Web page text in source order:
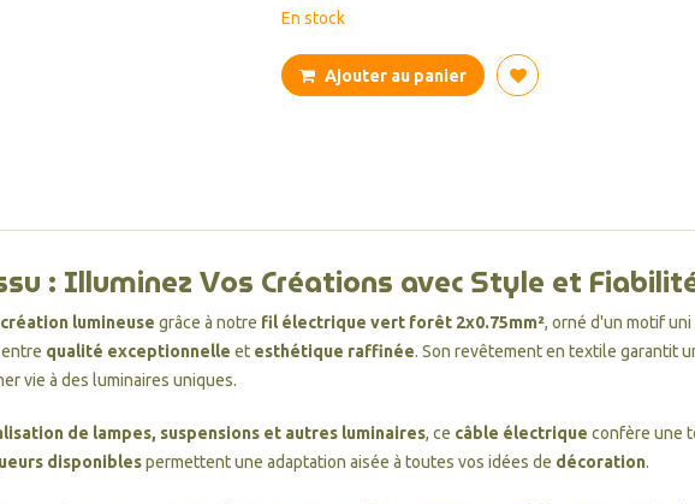
En stock
Ajouter au panier
: Illuminez Vos Créations avec Style et
création lumineuse grâce à notre fil électrique vert forêt 2x0.75mm², orné d'un motif
qualité exceptionnelle et esthétique raffinée. Son revêtement en textile garantit
vie à des luminaires uniques.
de lampes, suspensions et autres luminaires, ce câble électrique confère une
disponiblespermettent une adaptation aisée à toutes vos idées de décoration.